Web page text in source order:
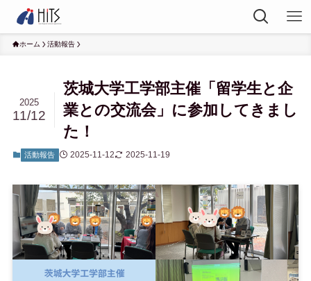
ホーム 活動報告
茨城大学工学部主催「留学生と企
業との交流会」に参加してきまし
た！
2025
11/12
活動報告 2025-11-12 2025-11-19